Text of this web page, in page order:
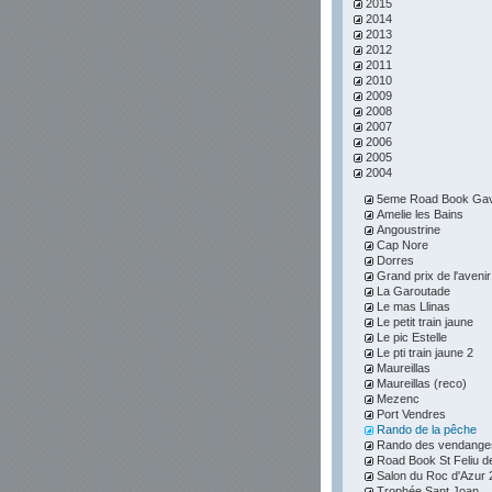
2015
2014
2013
2012
2011
2010
2009
2008
2007
2006
2005
2004
5eme Road Book
Amelie les Bains
Angoustrine
Cap Nore
Dorres
Grand prix de l'avenir
La Garoutade
Le mas Llinas
Le petit train jaune
Le pic Estelle
Le pti train jaune 2
Maureillas
Maureillas (reco)
Mezenc
Port Vendres
Rando de la pêche
Rando des
Road Book St Feliu
Salon du Roc d'Azur